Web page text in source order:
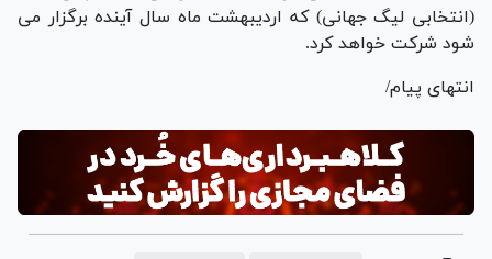
(انتخابی لیگ جهانی) که اردیبهشت ماه سال آینده برگزار می
شود شرکت خواهد کرد.
انتهای پیام/